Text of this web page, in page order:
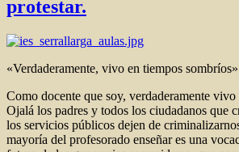
protestar.
«Verdaderamente, vivo en tiempos
Como docente que soy, verdaderamente
Ojalá los padres y todos los ciudadanos que
los servicios públicos dejen de
mayoría del profesorado enseñar es una